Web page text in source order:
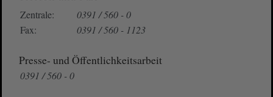
Zentrale:
0391 / 560 - 0
Fax:
0391 / 560 - 1123
Presse- und Öffentlichkeitsarbeit
0391 / 560 - 0